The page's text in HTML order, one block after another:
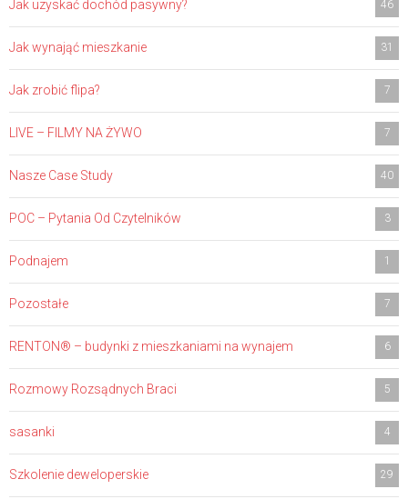
Jak uzyskać dochód pasywny? 46
Jak wynająć mieszkanie 31
Jak zrobić flipa? 7
LIVE – FILMY NA ŻYWO 7
Nasze Case Study 40
POC – Pytania Od Czytelników 3
Podnajem 1
Pozostałe 7
RENTON® – budynki z mieszkaniami na wynajem 6
Rozmowy Rozsądnych Braci 5
sasanki 4
Szkolenie deweloperskie 29